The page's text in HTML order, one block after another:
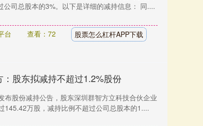
司总股本的3%。以下是详细的减持信息： 同....
台 查看：72 股票怎么杠杆APP下载
股东拟减持不超过1.2%股份
布股份减持公告，股东深圳群智方立科技合伙企业
145.42万股，减持比例不超过公司总股本的1....